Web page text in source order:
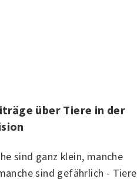
über Tiere in der
sind ganz klein, manche
sind gefährlich - Tiere